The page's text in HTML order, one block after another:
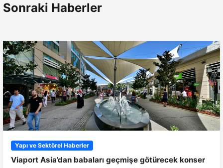
Sonraki Haberler
Yapı ve Sektörel Haberler
Viaport Asia’dan babaları geçmişe götürecek konser